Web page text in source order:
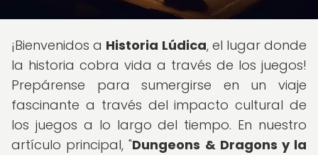
¡Bienvenidos a Historia Lúdica, el lugar donde
la historia cobra vida a través de los juegos!
Prepárense para sumergirse en un viaje
fascinante a través del impacto cultural de
los juegos a lo largo del tiempo. En nuestro
artículo principal, "Dungeons & Dragons y la